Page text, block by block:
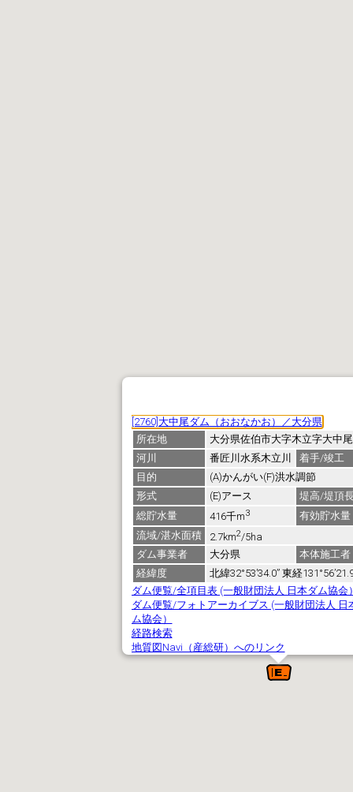
[2760]大中尾ダム（おおなかお）／大分県
所在地
大分県佐伯市大字木立字大中尾
河川
番匠川水系木立川
着手/竣工
目的
(A)かんがい(F)洪水調節
形式
(E)アース
堤高/堤頂長
総貯水量
416千m3
有効貯水量
流域/湛水面積
2.7km2/5ha
ダム事業者
大分県
本体施工者
経緯度
北緯32°53’34.0” 東経
ダム便覧/全項目表 (一般財団法人 日本ダム協会
ダム便覧/フォトアーカイブス (一般財団法人 日
ム協会）
経路検索
地質図Navi（産総研）へのリンク